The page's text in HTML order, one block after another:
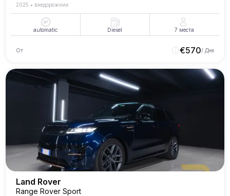
2025 • внедорожник
automatic Diesel 7 места
От €570/ Дня
Land Rover
Range Rover Sport